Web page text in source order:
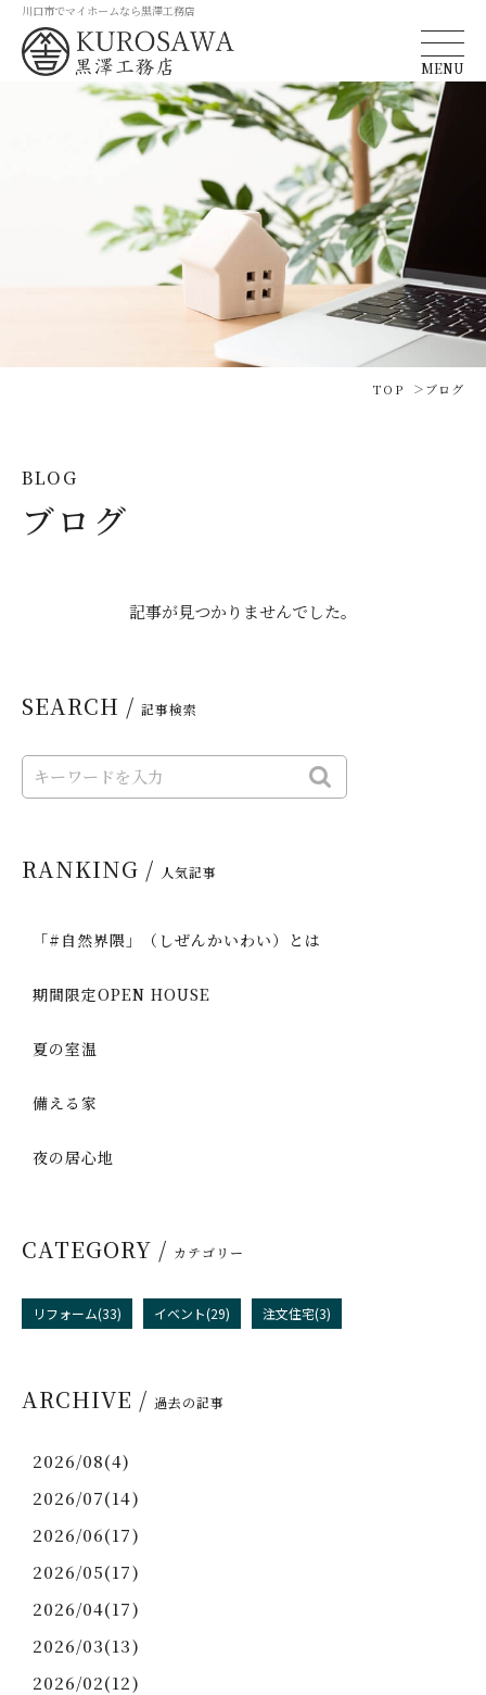
川口市でマイホームなら黒澤工務店
MENU
TOP ブログ
BLOG
ブログ
記事が見つかりませんでした。
SEARCH / 記事検索
RANKING / 人気記事
「#自然界隈」（しぜんかいわい）とは
期間限定OPEN HOUSE
夏の室温
備える家
夜の居心地
CATEGORY / カテゴリー
リフォーム(33) イベント(29) 注文住宅(3)
ARCHIVE / 過去の記事
2026/08(4)
2026/07(14)
2026/06(17)
2026/05(17)
2026/04(17)
2026/03(13)
2026/02(12)